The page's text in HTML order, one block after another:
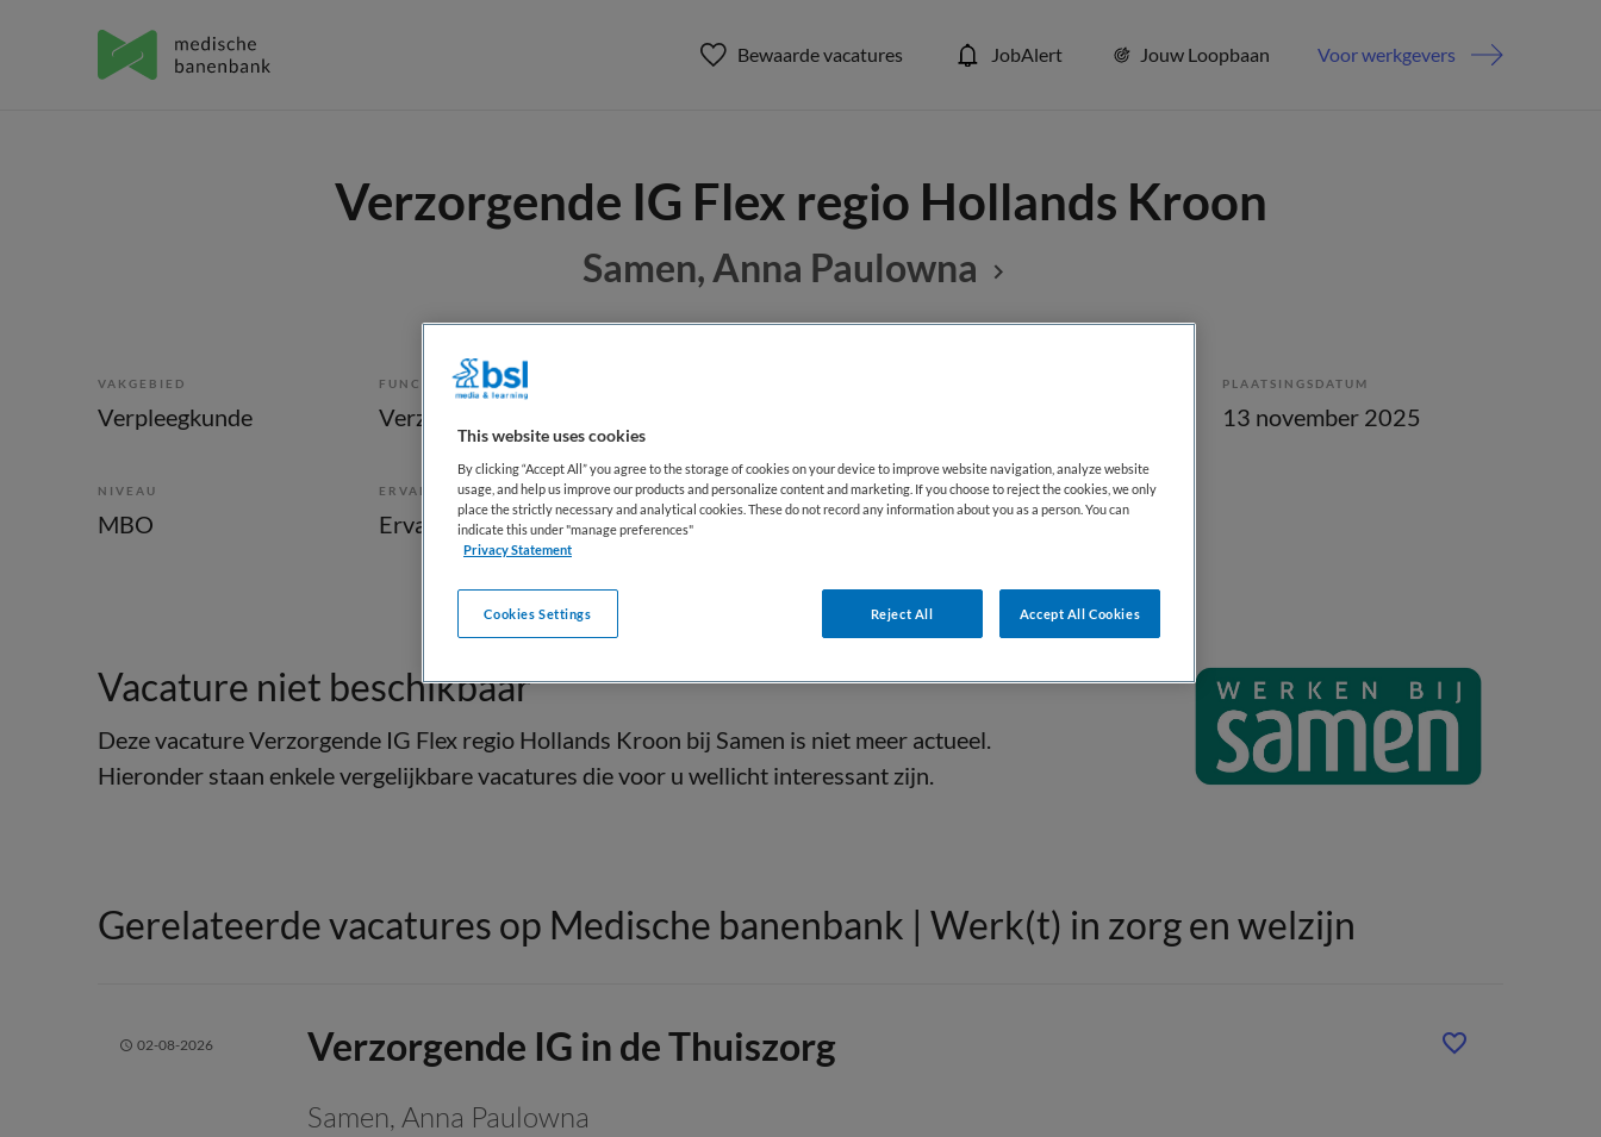
Bewaarde vacatures JobAlert Jouw Loopbaan Voor werkgevers
Verzorgende IG Flex regio Hollands Kroon
Samen, Anna Paulowna
VAKGEBIED
Verpleegkunde
FUNCTIE
Verzorgende IG
PLAATSINGSDATUM
13 november 2025
NIVEAU
MBO
ERVARING
Ervaren
DIENSTVERBAND
Uurbasis
Vacature niet beschikbaar
Deze vacature Verzorgende IG Flex regio Hollands Kroon bij Samen is niet meer actueel.
Hieronder staan enkele vergelijkbare vacatures die voor u wellicht interessant zijn.
Gerelateerde vacatures op Medische banenbank | Werk(t) in zorg en welzijn
02-08-2026 Verzorgende IG in de Thuiszorg
Samen, Anna Paulowna
This website uses cookies
By clicking “Accept All” you agree to the storage of cookies on your device to improve website navigation, analyze website
usage, and help us improve our products and personalize content and marketing. If you choose to reject the cookies, we only
place the strictly necessary and analytical cookies. These do not record any information about you as a person. You can
indicate this under "manage preferences"
Privacy Statement
Reject All Accept All Cookies
Cookies Settings